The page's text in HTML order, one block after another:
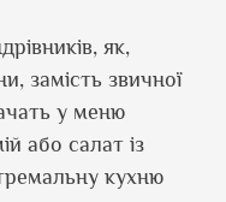
як,
замість звичної
у меню
або салат із
кухню